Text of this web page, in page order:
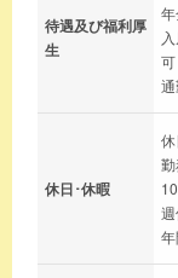
待遇及び福利厚
生
休日･休暇